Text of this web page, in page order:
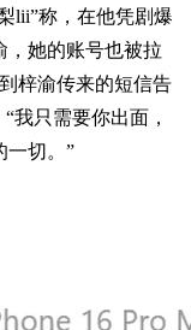
lii”称，在他凭剧爆
，她的账号也被拉
梓渝传来的短信告
我只需要你出面，
一切。”